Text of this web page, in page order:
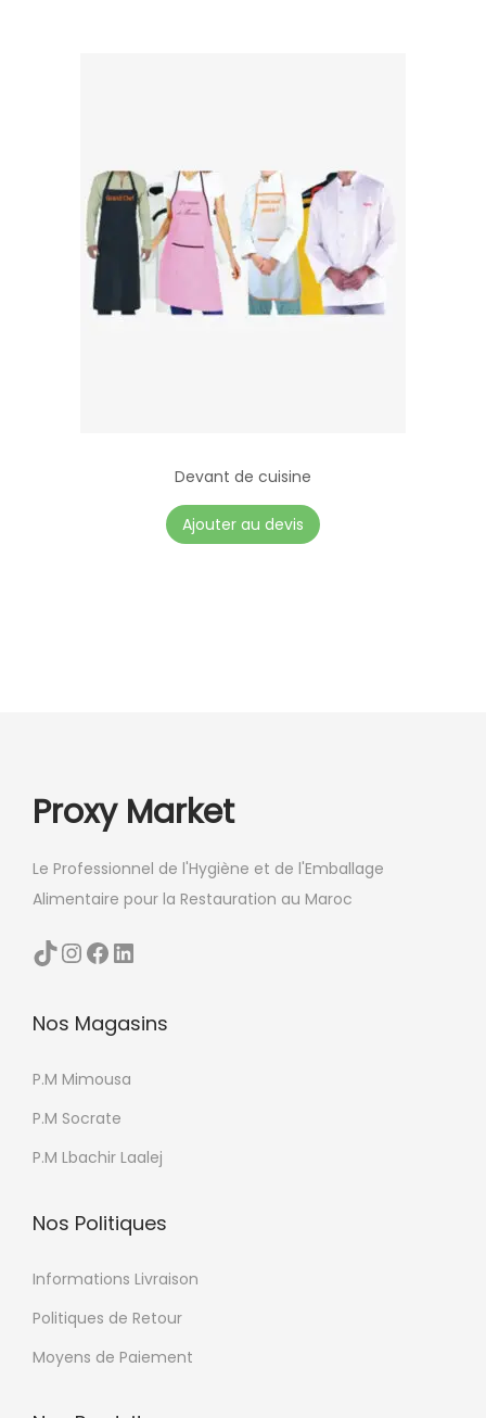
Devant de cuisine
Ajouter au devis
Proxy Market
Le Professionnel de l'Hygiène et de l'Emballage
Alimentaire pour la Restauration au Maroc
TikTok InstagramFacebook LinkedIn
Nos Magasins
P.M Mimousa
P.M Socrate
P.M Lbachir Laalej
Nos Politiques
Informations Livraison
Politiques de Retour
Moyens de Paiement